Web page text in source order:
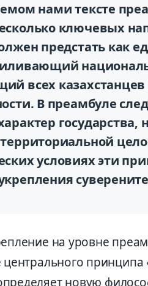
нами тексте
ключевых
предстать как
всех казахстанцев
В преамбуле
условиях эти
на уровне
центрального принципа
новую